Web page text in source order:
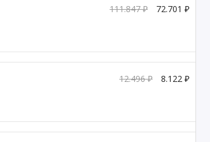
111.847 ₽ 72.701 ₽
12.496 ₽ 8.122 ₽